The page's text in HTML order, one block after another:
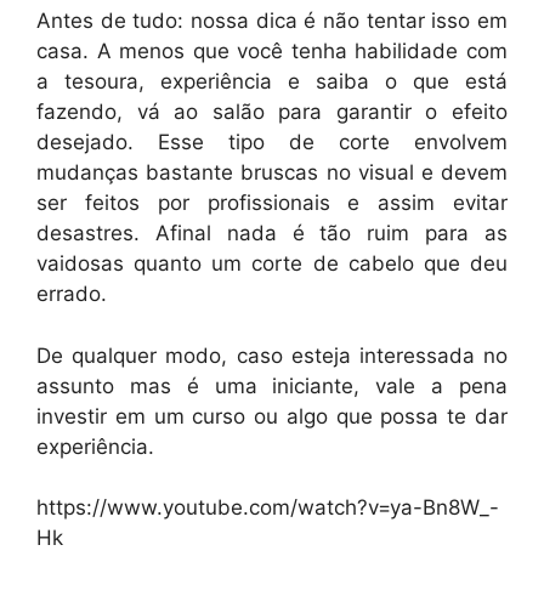
Antes de tudo: nossa dica é não tentar isso em
casa. A menos que você tenha habilidade com
a tesoura, experiência e saiba o que está
fazendo, vá ao salão para garantir o efeito
desejado. Esse tipo de corte envolvem
mudanças bastante bruscas no visual e devem
ser feitos por profissionais e assim evitar
desastres. Afinal nada é tão ruim para as
vaidosas quanto um corte de cabelo que deu
errado.
De qualquer modo, caso esteja interessada no
assunto mas é uma iniciante, vale a pena
investir em um curso ou algo que possa te dar
experiência.
https://www.youtube.com/watch?v=ya-Bn8W_-
Hk